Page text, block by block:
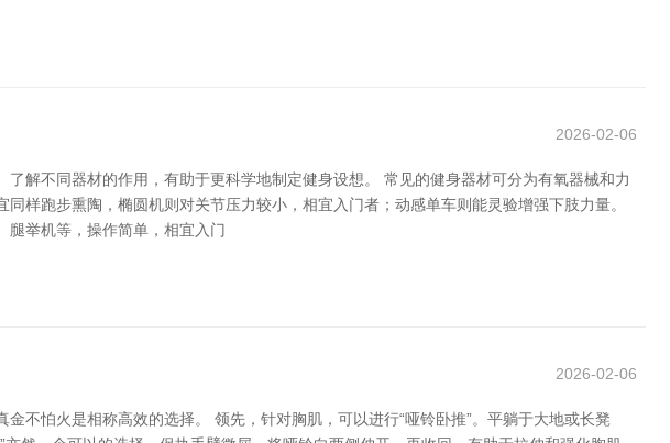
2026-02-06
解不同器材的作用，有助于更科学地制定健身设想。 常见的健身器材可分为有氧器械和力
样跑步熏陶，椭圆机则对关节压力较小，相宜入门者；动感单车则能灵验增强下肢力量。
腿举机等，操作简单，相宜入门
2026-02-06
不怕火是相称高效的选择。 领先，针对胸肌，可以进行“哑铃卧推”。平躺于大地或长凳